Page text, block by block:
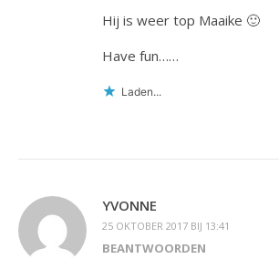
Hij is weer top Maaike 🙂
Have fun……
Laden...
YVONNE
25 OKTOBER 2017 BIJ 13:41
BEANTWOORDEN